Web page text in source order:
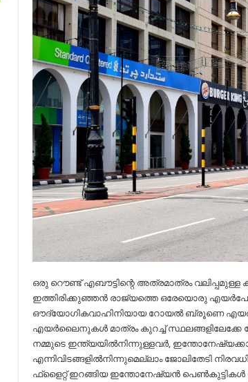
ഒരു റൌണ്ട് എബൗട്ടിന്റെ അത്രമാത്രം
ഇത്തിരിക്കുഞ്ഞൻ രാജ്യത്തെ ഒരേയൊരു
ഔദ്യോഗികവാഹിനിയായ റോയൽ ബ്രൂണെ
എയർലൈനുകൾ മാത്രം കുറച്ച് സ്ഥലങ്ങളിലേക്കേ
നമ്മുടെ ഇന്ത്യയിൽനിന്നുള്ളവർ,
എന്നിവിടങ്ങളിൽനിന്നുമെല്ലാം ജോലിതേടി
ഫ്‌ളൈറ്റ് ഇറങ്ങിയ ഇന്തോനേഷ്യൻ പെൺകുട്ടികൾ